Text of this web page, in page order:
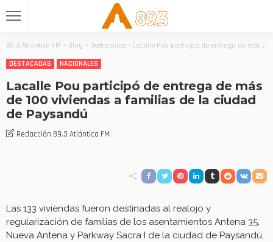
89.3 Atlántica FM > Blog > Destacadas > Lacalle Pou participó de entrega de más de 100 viviendas a familias de la ciudad de Paysandú
DESTACADAS
NACIONALES
Lacalle Pou participó de entrega de más
de 100 viviendas a familias de la ciudad
de Paysandú
Redacción 89.3 Atlántica FM
Las 133 viviendas fueron destinadas al realojo y
regularización de familias de los asentamientos Antena 35,
Nueva Antena y Parkway Sacra I de la ciudad de Paysandú,